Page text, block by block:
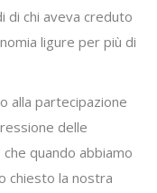
di chi aveva creduto
ligure per più di
alla partecipazione
delle
quando abbiamo
chiesto la nostra